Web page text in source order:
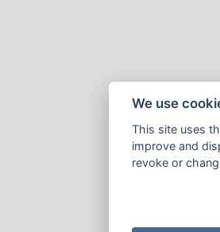
We use
This site uses
improve and
revoke or